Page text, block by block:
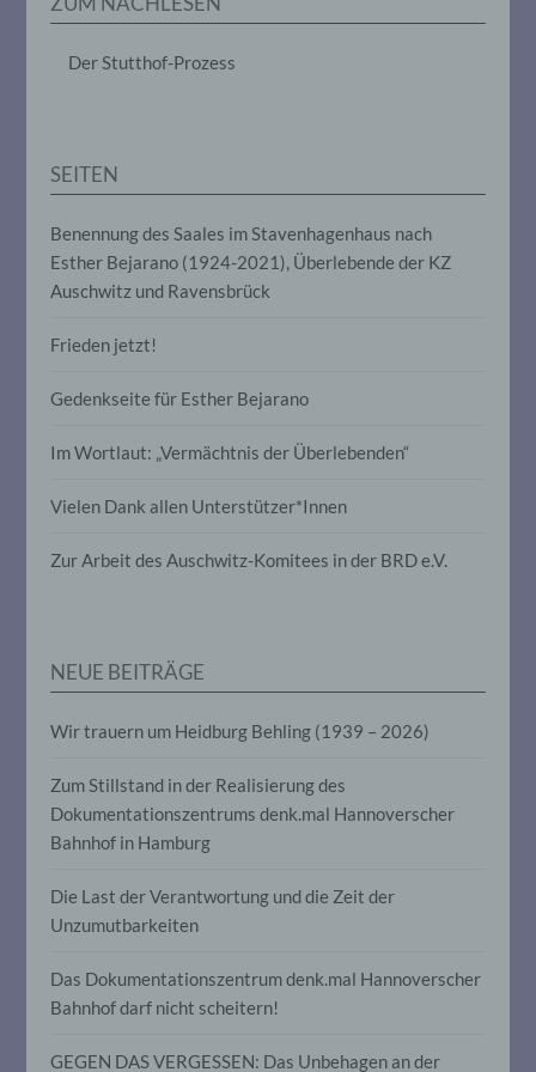
Der Stutthof-Prozess
SEITEN
Benennung des Saales im Stavenhagenhaus nach
Esther Bejarano (1924-2021), Überlebende der KZ
Auschwitz und Ravensbrück
Frieden jetzt!
Gedenkseite für Esther Bejarano
Im Wortlaut: „Vermächtnis der Überlebenden“
Vielen Dank allen Unterstützer*Innen
Zur Arbeit des Auschwitz-Komitees in der BRD e.V.
NEUE BEITRÄGE
Wir trauern um Heidburg Behling (1939 – 2026)
Zum Stillstand in der Realisierung des
Dokumentationszentrums denk.mal Hannoverscher
Bahnhof in Hamburg
Die Last der Verantwortung und die Zeit der
Unzumutbarkeiten
Das Dokumentationszentrum denk.mal Hannoverscher
Bahnhof darf nicht scheitern!
GEGEN DAS VERGESSEN: Das Unbehagen an der
das Ordnen, die Speicherung, die
Auslesen, das Abfragen, die Verwendung,
d) Einschränkung der Verarbeitung
Einschränkung der Verarbeitung ist die
personenbezogener Daten mit dem Ziel,
e) Profiling
Profiling ist jede Art der automatisierten
Verarbeitung personenbezogener Daten,
personenbezogenen Daten verwendet
Arbeitsleistung, wirtschaftlicher Lage,
Gesundheit, persönlicher Vorlieben,
Aufenthaltsort oder Ortswechsel dieser
vorherzusagen.
f) Pseudonymisierung
Pseudonymisierung ist die Verarbeitung
personenbezogener Daten in einer Weise,
ohne Hinzuziehung zusätzlicher
spezifischen betroffenen Person
zusätzlichen Informationen gesondert